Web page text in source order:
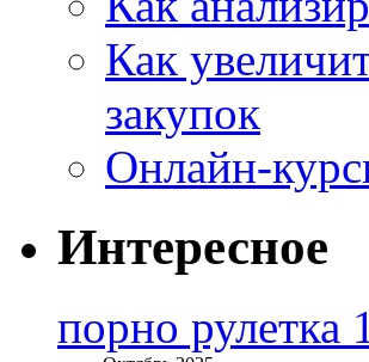
Как
закупок
Онлайн-
Интересное
порно рулетка